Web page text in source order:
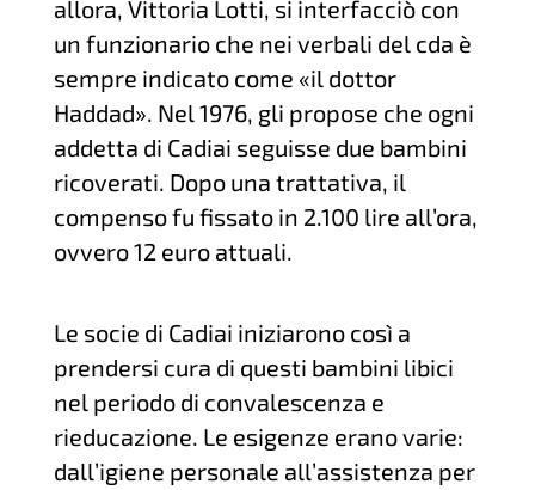
allora, Vittoria Lotti, si interfacciò con
un funzionario che nei verbali del cda è
sempre indicato come «il dottor
Haddad». Nel 1976, gli propose che ogni
addetta di Cadiai seguisse due bambini
ricoverati. Dopo una trattativa, il
compenso fu fissato in 2.100 lire all’ora,
ovvero 12 euro attuali.
Le socie di Cadiai iniziarono così a
prendersi cura di questi bambini libici
nel periodo di convalescenza e
rieducazione. Le esigenze erano varie:
dall’igiene personale all’assistenza per